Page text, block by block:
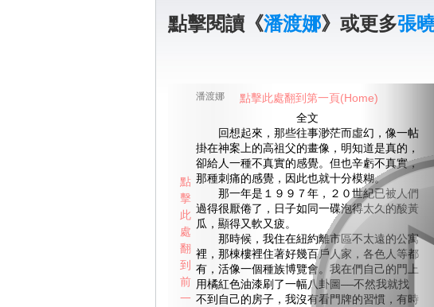
點擊閱讀《潘渡娜》或更多張
潘渡娜
全文
回想起來，那些往事渺茫而虛幻，像一帖
掛在神案上的高祖父的畫像，明知道是真的，
卻給人一種不真實的感覺。但也辛虧不真實，
那種刺痛的感覺，因此也就十分模糊。
那一年是１９９７年，２０世紀已被人們
過得很厭倦了，日子如同一碟泡得太久的酸黃
瓜，顯得又軟又疲。
那時候，我住在紐約離市區不太遠的公寓
裡，那棟樓裡住著好幾百戶人家，各色人等都
有，活像一個種族博覽會。我在們自己的門上
用橘紅色油漆刷了一幅八卦圖——不然我就找
不到自己的房子，我沒有看門牌的習慣，有時
點擊此處翻到第一頁(Home)
點
擊
此
處
翻
到
前
一